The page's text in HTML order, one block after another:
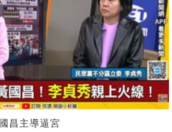
昌主導逼宮